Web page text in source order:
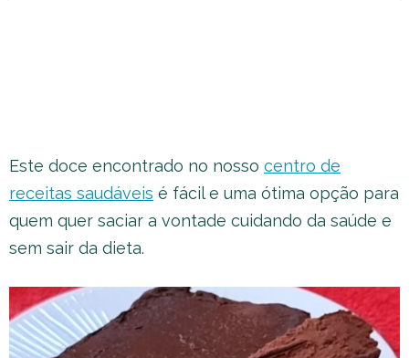
Este doce encontrado no nosso centro de
receitas saudáveis é fácil e uma ótima opção para
quem quer saciar a vontade cuidando da saúde e
sem sair da dieta.